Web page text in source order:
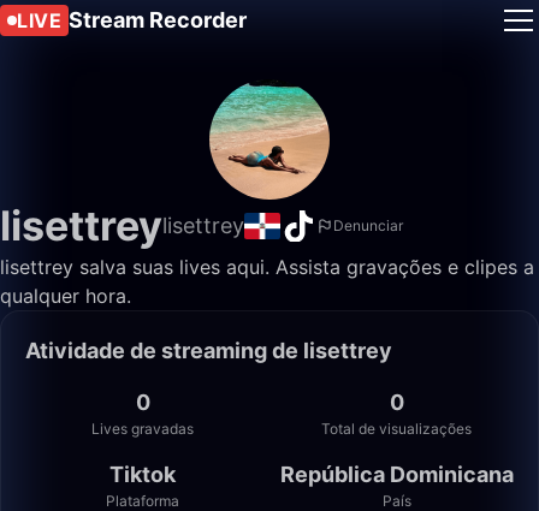
LIVE Stream Recorder
lisettreylisettrey Denunciar
lisettrey salva suas lives aqui. Assista gravações e clipes a
qualquer hora.
Atividade de streaming de lisettrey
0
Lives gravadas
0
Total de visualizações
Tiktok
Plataforma
República Dominicana
País